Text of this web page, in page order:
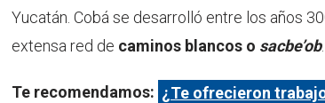
Yucatán. Cobá se desarrolló entre los años
extensa red de caminos blancos o sacbe’ob.
Te recomendamos: ¿Te ofrecieron